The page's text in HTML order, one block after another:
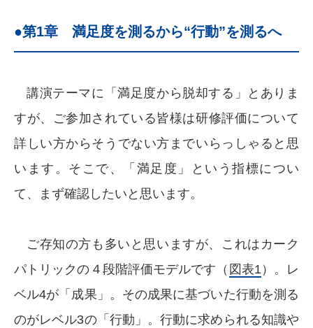
●第1章 満足度を測るから“行動”を測るへ
講演テーマに「満足度から脱却する」とありま
すが、ご参加されている皆様は研修評価について
詳しい方からそうでない方までいらっしゃると思
います。そこで、「満足度」という指標につい
て、まず確認したいと思います。
ご存知の方も多いと思いますが、これはカーク
パトリックの４段階評価モデルです（ 図表1）。レ
ベル4が「成果」。その成果に基づいた行動を測る
のがレベル3の「行動」。行動に求められる知識や